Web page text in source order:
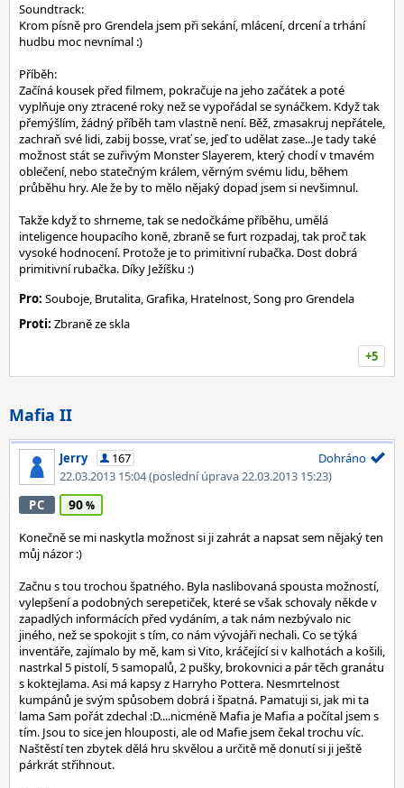
Soundtrack:
Krom písně pro Grendela jsem při sekání, mlácení, drcení a trhání
hudbu moc nevnímal :)
Příběh:
Začíná kousek před filmem, pokračuje na jeho začátek a poté
vyplňuje ony ztracené roky než se vypořádal se synáčkem. Když tak
přemýšlím, žádný příběh tam vlastně není. Běž, zmasakruj nepřátele,
zachraň své lidi, zabij bosse, vrať se, jeď to udělat zase...Je tady také
možnost stát se zuřivým Monster Slayerem, který chodí v tmavém
oblečení, nebo statečným králem, věrným svému lidu, během
průběhu hry. Ale že by to mělo nějaký dopad jsem si nevšimnul.
Takže když to shrneme, tak se nedočkáme příběhu, umělá
inteligence houpacího koně, zbraně se furt rozpadaj, tak proč tak
vysoké hodnocení. Protože je to primitivní rubačka. Dost dobrá
primitivní rubačka. Díky Ježíšku :)
Pro: Souboje, Brutalita, Grafika, Hratelnost, Song pro Grendela
Proti: Zbraně ze skla
+5
Mafia II
Jerry
167
22.03.2013 15:04(poslední úprava 22.03.2013 15:23)
Dohráno
PC 90
Konečně se mi naskytla možnost si ji zahrát a napsat sem nějaký ten
můj názor :)
Začnu s tou trochou špatného. Byla naslibovaná spousta možností,
vylepšení a podobných serepetiček, které se však schovaly někde v
zapadlých informácích před vydáním, a tak nám nezbývalo nic
jiného, než se spokojit s tím, co nám vývojáři nechali. Co se týká
inventáře, zajímalo by mě, kam si Vito, kráčející si v kalhotách a košili,
nastrkal 5 pistolí, 5 samopalů, 2 pušky, brokovnici a pár těch granátu
s koktejlama. Asi má kapsy z Harryho Pottera. Nesmrtelnost
kumpánů je svým spůsobem dobrá i špatná. Pamatuji si, jak mi ta
lama Sam pořát zdechal :D....nicméně Mafia je Mafia a počítal jsem s
tím. Jsou to sice jen hlouposti, ale od Mafie jsem čekal trochu víc.
Naštěstí ten zbytek dělá hru skvělou a určitě mě donutí si ji ještě
párkrát střihnout.